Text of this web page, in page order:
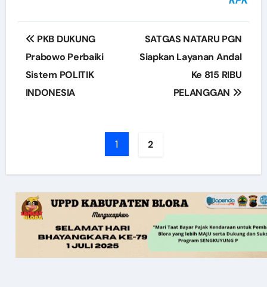
Post
navigation
PKB DUKUNG
Prabowo Perbaiki
Sistem POLITIK
INDONESIA
SATGAS NATARU PGN
Siapkan Layanan Andal
Ke 815 RIBU
PELANGGAN
1 2